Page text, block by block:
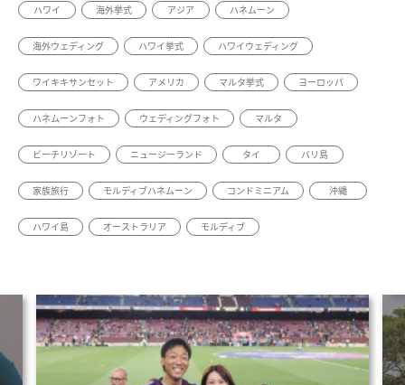
ハワイ 海外挙式 アジア ハネムーン
海外ウェディング ハワイ挙式 ハワイウェディング
ワイキキサンセット アメリカ マルタ挙式 ヨーロッパ
ハネムーンフォト ウェディングフォト マルタ
ビーチリゾート ニュージーランド タイ バリ島
家族旅行 モルディブハネムーン コンドミニアム 沖縄
ハワイ島 オーストラリア モルディブ